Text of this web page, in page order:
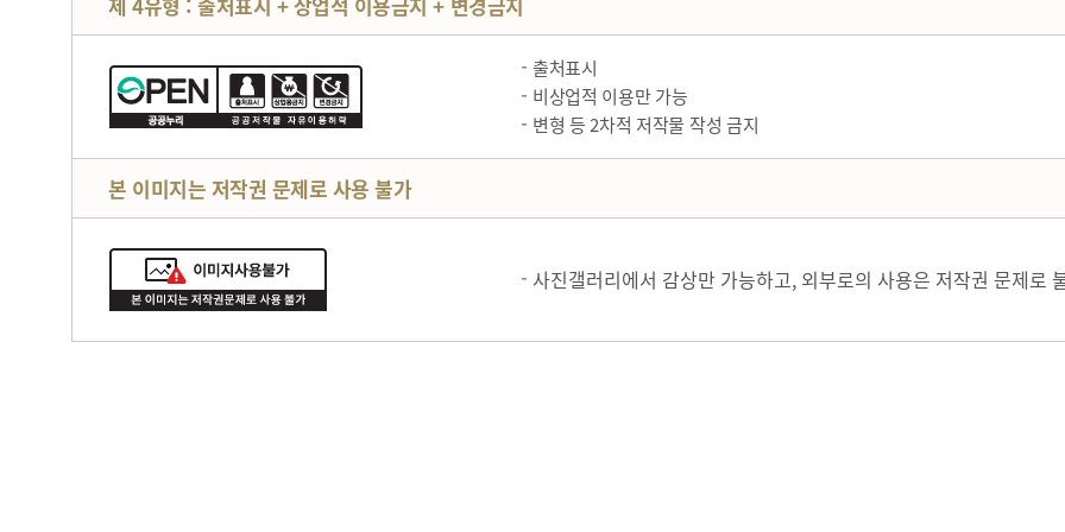
출처표시
비상업적 이용만 가능
변형 등 2차적 저작물 작성 금지
본 이미지는 저작권 문제로 사용 불가
사진갤러리에서 감상만 가능하고, 외부로의 사용은 저작권 문제로